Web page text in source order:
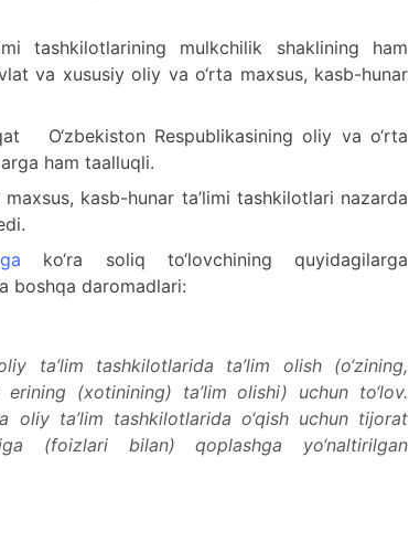
tashkilotlarining mulkchilik shaklining ham
va xususiy oliy va o‘rta maxsus, kasb-hunar
O‘zbekiston Respublikasining oliy va o‘rta
ham taalluqli.
kasb-hunar ta’limi tashkilotlari nazarda
ko‘ra soliq to‘lovchining quyidagilarga
boshqa daromadlari:
ta’lim tashkilotlarida ta’lim olish (o‘zining,
(xotinining) ta’lim olishi) uchun to‘lov.
oliy ta’lim tashkilotlarida o‘qish uchun tijorat
(foizlari bilan) qoplashga yo‘naltirilgan